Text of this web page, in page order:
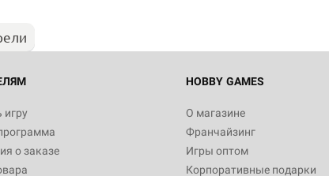
игру
о заказе
HOBBY GAMES
О магазине
Франчайзинг
Игры оптом
Корпоративные подарки